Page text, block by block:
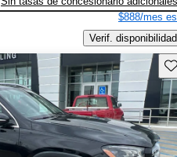
$888/mes
Verif. disponibilidad